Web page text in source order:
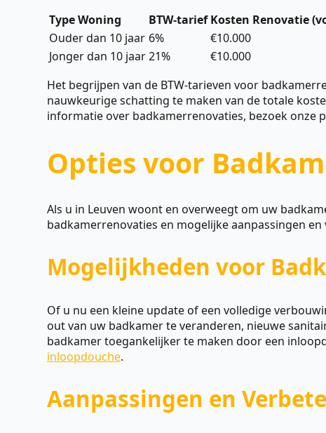
Type Woning
BTW-tarief Kosten Renovatie
Ouder dan 10 jaar 6% €10.000
Jonger dan 10 jaar21% €10.000
Het begrijpen van de BTW-tarieven voor
nauwkeurige schatting te maken van de totale
informatie over badkamerrenovaties, bezoek onze
Opties voor
Als u in Leuven woont en overweegt om uw
badkamerrenovaties en mogelijke aanpassingen
Mogelijkheden voor
Of u nu een kleine update of een volledige
out van uw badkamer te veranderen, nieuwe
badkamer toegankelijker te maken door een
inloopdouche.
Aanpassingen en